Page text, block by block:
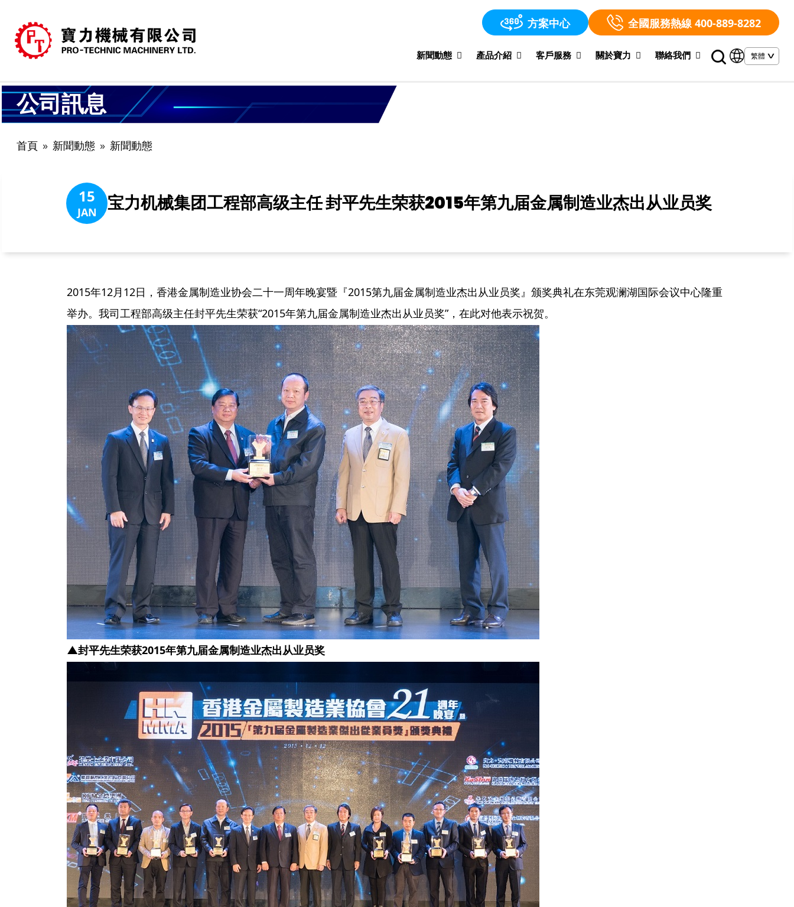
方案中心 全國服務熱線 400-889-8282
新聞動態 產品介紹 客戶服務 關於寶力 聯絡我們
公司訊息
首頁 新聞動態 新聞動態
15
JAN 宝力机械集团工程部高级主任 封平先生荣获2015年第九届金属制造业杰出从业员奖
2015年12月12日，香港金属制造业协会二十一周年晚宴暨『2015第九届金属制造业杰出从业员奖』颁奖典礼在东莞观澜湖国际会议中心隆重
举办。我司工程部高级主任封平先生荣获“2015年第九届金属制造业杰出从业员奖”，在此对他表示祝贺。
▲封平先生荣获2015年第九届金属制造业杰出从业员奖